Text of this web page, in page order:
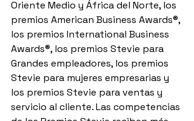
Oriente Medio y África del Norte, los
premios American Business Awards®,
los premios International Business
Awards®, los premios Stevie para
Grandes empleadores, los premios
Stevie para mujeres empresarias y
los premios Stevie para ventas y
servicio al cliente. Las competencias